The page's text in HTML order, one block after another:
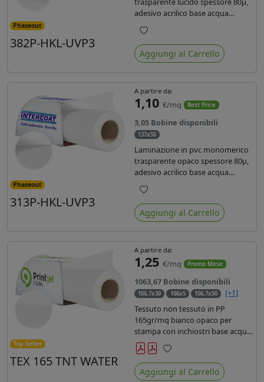
Phaseout
382P-HKL-UVP3
adesivo acrilico base acqua
permanente, liner in carta
glassine siliconata da 72 gr. Durata
3 anni, ideale per laminare stampe
con ink solvente, eco-solvente e
Preferiti
Aggiungi al Carrello
Phaseout
313P-HKL-UVP3
A partire da:
1,10 €/mq Best Price
3,05 Bobine disponibili
137x50
Laminazione in pvc monomerico
trasparente opaco spessore 80µ,
adesivo acrilico base acqua
permanente specifico per ink uv,
liner in carta kraft da 90gr. Durata
3 anni, dotata di filtro uv, idonea
per stampe con inchiostro
Preferiti
Aggiungi al Carrello
Top Seller
TEX 165 TNT WATER
A partire da:
1,25 €/mq Promo Mese
1063,67 Bobine disponibili
106,7x30 106x5 106,7x50
[+1]
Tessuto non tessuto in PP
165gr/mq bianco opaco per
stampa con inchiostri base acqua,
latex, uv, ecosolvente. Finitura a
rombi spundbond e coating
superficiale con totale assenza di
peluria. Occhiellabile, non
Preferiti
Aggiungi al Carrello